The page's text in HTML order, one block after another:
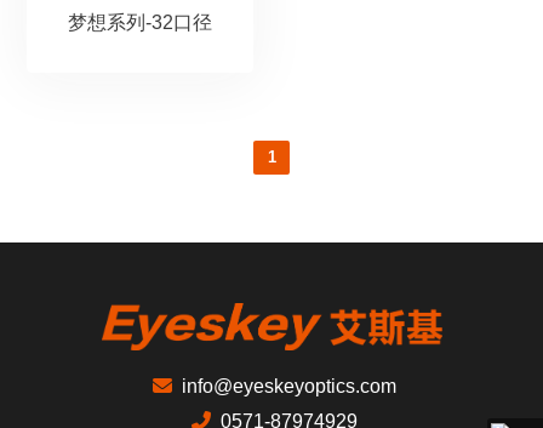
梦想系列-32口径
1
info@eyeskeyoptics.com
0571-87974929